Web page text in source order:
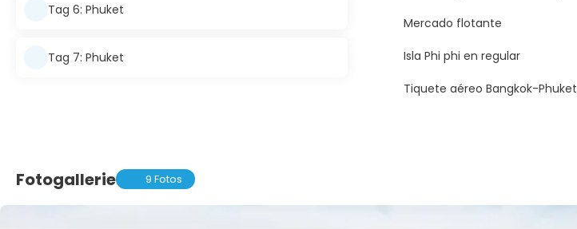
Tag 6: Phuket
Tag 7: Phuket
Mercado flotante
Isla Phi phi en regular
Tiquete aéreo Bangkok-Phuket
Fotogallerie 9 Fotos